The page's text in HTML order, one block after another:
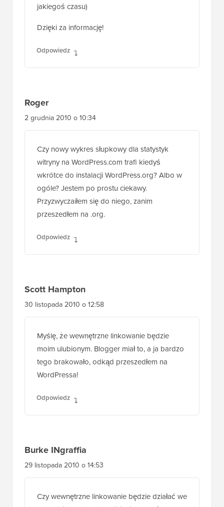
jakiegoś czasu)
Dzięki za informację!
Odpowiedz
Roger
2 grudnia 2010 o 10:34
Czy nowy wykres słupkowy dla statystyk
witryny na WordPress.com trafi kiedyś
wkrótce do instalacji WordPress.org? Albo w
ogóle? Jestem po prostu ciekawy.
Przyzwyczaiłem się do niego, zanim
przeszedłem na .org.
Odpowiedz
Scott Hampton
30 listopada 2010 o 12:58
Myślę, że wewnętrzne linkowanie będzie
moim ulubionym. Blogger miał to, a ja bardzo
tego brakowało, odkąd przeszedłem na
WordPressa!
Odpowiedz
Burke INgraffia
29 listopada 2010 o 14:53
Czy wewnętrzne linkowanie będzie działać we